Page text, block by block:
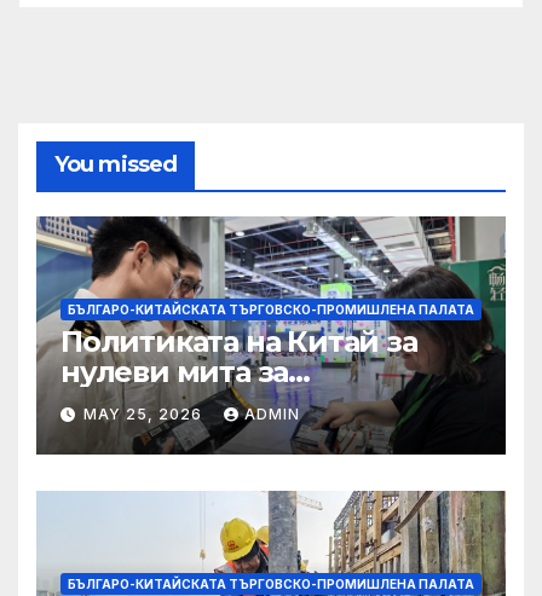
You missed
БЪЛГАРО-КИТАЙСКАТА ТЪРГОВСКО-ПРОМИШЛЕНА ПАЛАТА
Политиката на Китай за
нулеви мита за
африканските страни е от
полза за кафе индустрията
MAY 25, 2026 ADMIN
БЪЛГАРО-КИТАЙСКАТА ТЪРГОВСКО-ПРОМИШЛЕНА ПАЛАТА